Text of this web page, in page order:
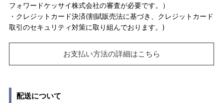
フォワードケッサイ株式会社の審査が必要です。）
・クレジットカード決済(割賦販売法に基づき、クレジットカード
取引のセキュリティ対策に取り組んでおります。)
お支払い方法の詳細はこちら
配送について